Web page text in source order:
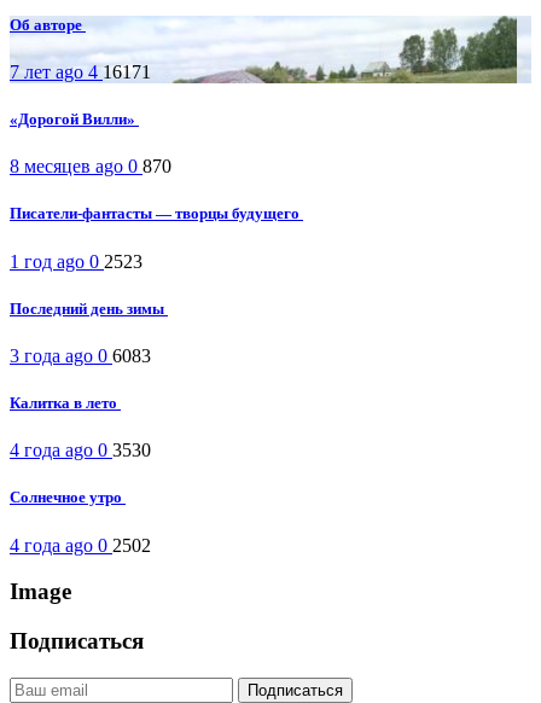
Об авторе
7 лет ago 4 16171
«Дорогой Вилли»
8 месяцев ago 0 870
Писатели-фантасты — творцы будущего
1 год ago 0 2523
Последний день зимы
3 года ago 0 6083
Калитка в лето
4 года ago 0 3530
Солнечное утро
4 года ago 0 2502
Image
Подписаться